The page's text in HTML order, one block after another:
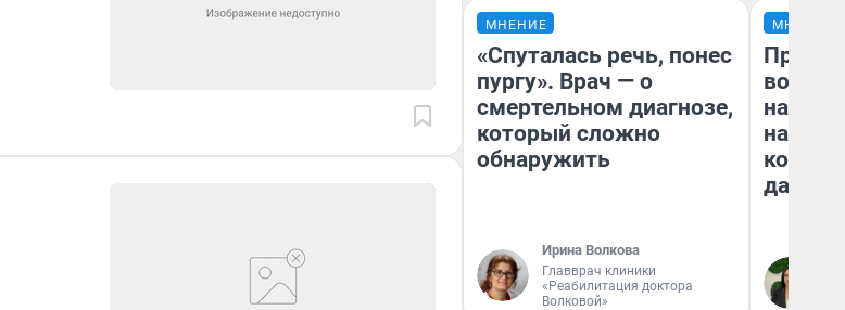
МНЕНИЕ
«Спуталась речь, понес
пургу». Врач — о
смертельном диагнозе,
который сложно
обнаружить
Ирина Волкова
Главврач клиники
«Реабилитация доктора
Волковой»
МНЕНИЕ
нам
даже